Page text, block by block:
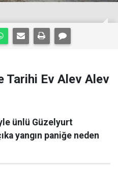
Tarihi Ev Alev Alev
ünlü Güzelyurt
yangın paniğe neden